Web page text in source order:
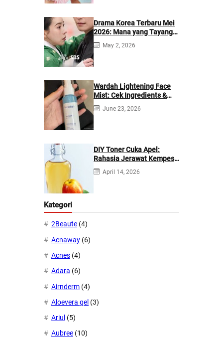
Drama Korea Terbaru Mei
2026: Mana yang Tayang
di Netflix?
May 2, 2026
Wardah Lightening Face
Mist: Cek Ingredients &
Manfaatnya
June 23, 2026
DIY Toner Cuka Apel:
Rahasia Jerawat Kempes
dalam 2 Hari!
April 14, 2026
Kategori
2Beaute (4)
Acnaway (6)
Acnes (4)
Adara (6)
Airnderm (4)
Aloevera gel (3)
Ariul (5)
Aubree (10)